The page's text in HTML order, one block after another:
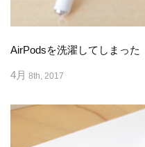
AirPodsを洗濯してしまった
4月 8th, 2017